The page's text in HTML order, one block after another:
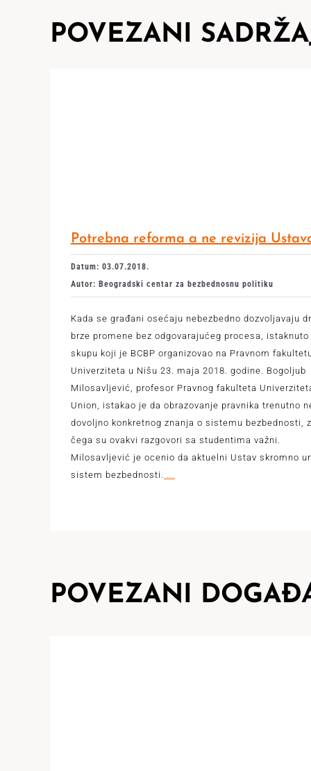
POVEZANI
Potrebna reforma a ne revizija
Datum: 03.07.2018.
Autor: Beogradski centar za bezbednosnu politiku
Kada se građani osećaju nebezbedno dozvoljavaju
brze promene bez odgovarajućeg procesa, istaknuto
skupu koji je BCBP organizovao na Pravnom
Univerziteta u Nišu 23. maja 2018. godine. Bogoljub
Milosavljević, profesor Pravnog fakulteta
Union, istakao je da obrazovanje pravnika trenutno
dovoljno konkretnog znanja o sistemu bezbednosti,
čega su ovakvi razgovori sa studentima važni.
Milosavljević je ocenio da aktuelni Ustav skromno
sistem bezbednosti. ...
POVEZANI